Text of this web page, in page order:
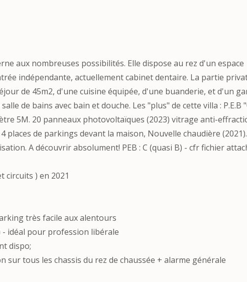
aux nombreuses possibilités. Elle dispose au rez d'un espace
indépendante, actuellement cabinet dentaire. La partie
de 45m2, d'une cuisine équipée, d'une buanderie, et d'un
de bains avec bain et douche. Les "plus" de cette villa : P.E.B
5M. 20 panneaux photovoltaïques (2023) vitrage anti-
places de parkings devant la maison, Nouvelle chaudière (2021).
A découvrir absolument! PEB : C (quasi B) - cfr fichier
circuits ) en 2021
très facile aux alentours
idéal pour profession libérale
dispo;
sur tous les chassis du rez de chaussée + alarme générale